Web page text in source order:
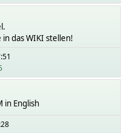
das WIKI stellen!
in English